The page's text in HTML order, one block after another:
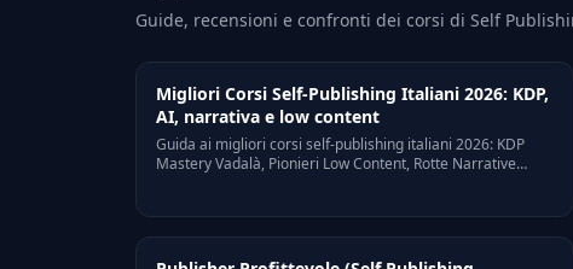
Guide, recensioni e confronti dei corsi di Self
Migliori Corsi Self-Publishing Italiani 2026: KDP,
AI, narrativa e low content
Guida ai migliori corsi self-publishing italiani 2026: KDP
Mastery Vadalà, Pionieri Low Content, Rotte Narrative